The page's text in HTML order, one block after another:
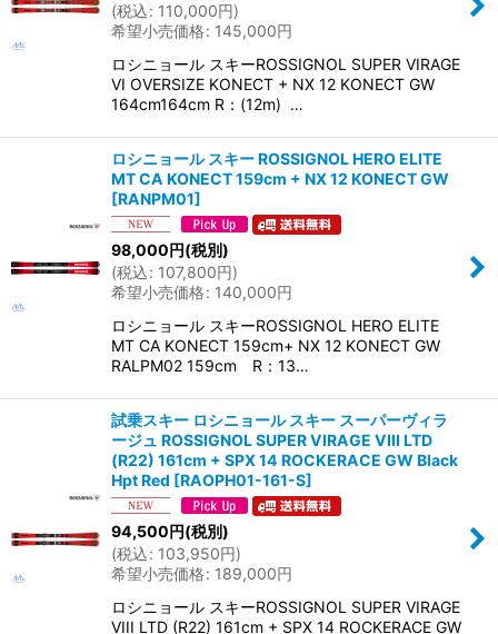
(税込: 110,000円)
希望小売価格: 145,000円
ロシニョール スキーROSSIGNOL SUPER VIRAGE
VI OVERSIZE KONECT + NX 12 KONECT GW
164cm164cm R：(12m) …
ロシニョール スキー ROSSIGNOL HERO ELITE
MT CA KONECT 159cm + NX 12 KONECT GW
[RANPM01]
98,000円(税別)
(税込: 107,800円)
希望小売価格: 140,000円
ロシニョール スキーROSSIGNOL HERO ELITE
MT CA KONECT 159cm+ NX 12 KONECT GW
RALPM02 159cm R：13…
試乗スキー ロシニョール スキー スーパーヴィラ
ージュ ROSSIGNOL SUPER VIRAGE VIII LTD
(R22) 161cm + SPX 14 ROCKERACE GW Black
Hpt Red [RAOPH01-161-S]
94,500円(税別)
(税込: 103,950円)
希望小売価格: 189,000円
ロシニョール スキーROSSIGNOL SUPER VIRAGE
VIII LTD (R22) 161cm + SPX 14 ROCKERACE GW